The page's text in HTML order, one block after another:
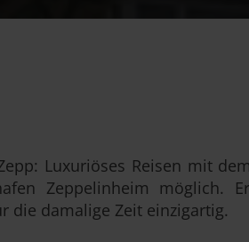
Luxuriöses Reisen mit
Zeppelinheim möglich.
die damalige Zeit einzigartig.